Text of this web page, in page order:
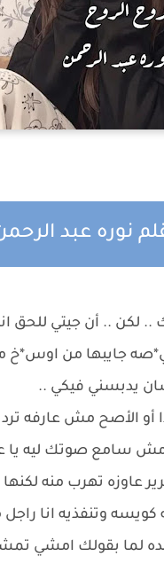
نوره عبد
.. أن جيتي للحق
جايبها من
يدبسني فيكي ..
أو الأصح مش عارفه ترد
سامع صوتك ليه يا
عاوزه تهرب منه
وتنفذيه انا
لما بقولك امشي